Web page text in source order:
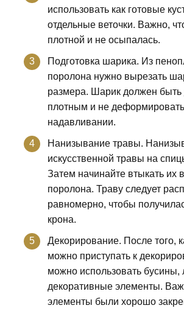
использовать как готовые
отдельные веточки. Важно,
плотной и не осыпалась.
Подготовка шарика. Из
поролона нужно вырезать
размера. Шарик должен быть
плотным и не
надавливании.
Нанизывание травы.
искусственной травы на
Затем начинайте втыкать их
поролона. Траву следует
равномерно, чтобы
крона.
Декорирование. После того,
можно приступать к
можно использовать бусины,
декоративные элементы.
элементы были хорошо